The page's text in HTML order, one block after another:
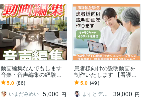
動画編集なんでもします
音楽・音声編集の経験者
が、音声周りも丁寧に対
応！
5.0 (86)
いまだみめい 5,000 円
患者様向けの説明動画を
制作いたします 【看護師
が作成】医療の説明を、
伝わりやすい動画にしま
せんか？
5.0 (49)
ますとデザイン
39,000 円